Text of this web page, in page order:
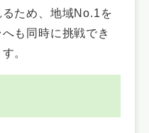
ため、地域No.1を
も同時に挑戦でき
。